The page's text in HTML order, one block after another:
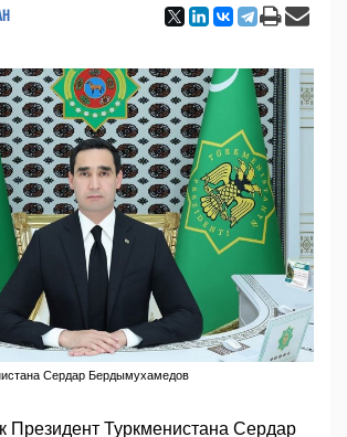
Сердар Бердымухамедов
Президент Туркменистана Сердар